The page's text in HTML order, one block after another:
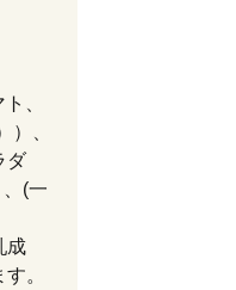
、
）、
ダ
(一
成
。